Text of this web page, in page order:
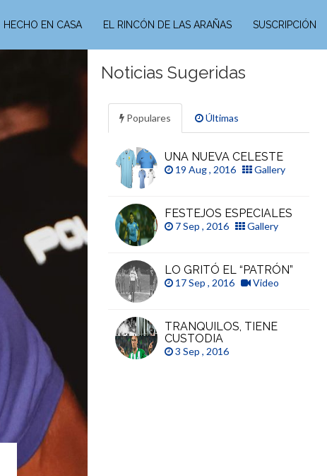
HECHO EN CASA EL RINCÓN DE LAS ARAÑAS SUSCRIPCIÓN
Noticias Sugeridas
Populares Últimas
UNA NUEVA CELESTE
19 Aug , 2016 Gallery
FESTEJOS ESPECIALES
7 Sep , 2016 Gallery
LO GRITÓ EL “PATRÓN”
17 Sep , 2016 Video
TRANQUILOS, TIENE
CUSTODIA
3 Sep , 2016